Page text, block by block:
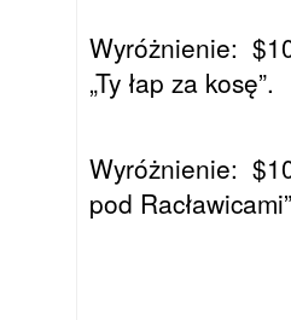
Wyróżnienie:
„Ty łap za kosę”.
Wyróżnienie:
pod